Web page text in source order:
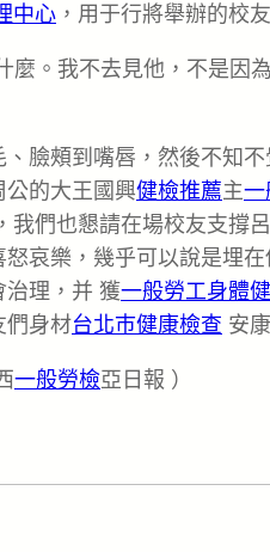
中心 ，用于行將舉辦的校
麼。我不去見他，不是因
臉頰到嘴唇，然後不知
的大王國興健檢推薦主一
我們也懇請在場校友支撐
哀樂，幾乎可以說是埋
治理，并 獲一般勞工身體
們身材台北巿健康檢查 安
一般勞檢亞日報 ）